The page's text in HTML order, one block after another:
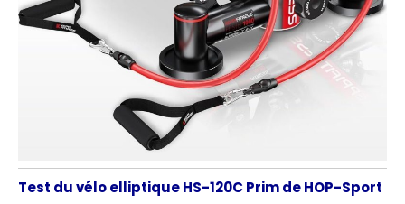
Test du vélo elliptique HS-120C Prim de HOP-Sport